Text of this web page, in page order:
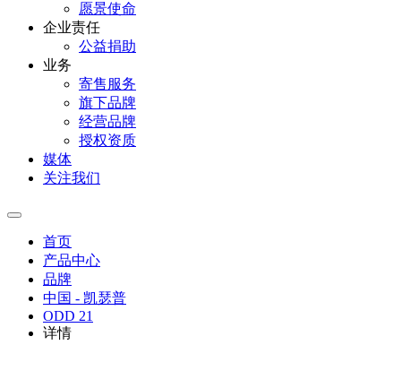
愿景使命
企业责任
公益捐助
业务
寄售服务
旗下品牌
经营品牌
授权资质
媒体
关注我们
首页
产品中心
品牌
中国 - 凯瑟普
ODD 21
详情